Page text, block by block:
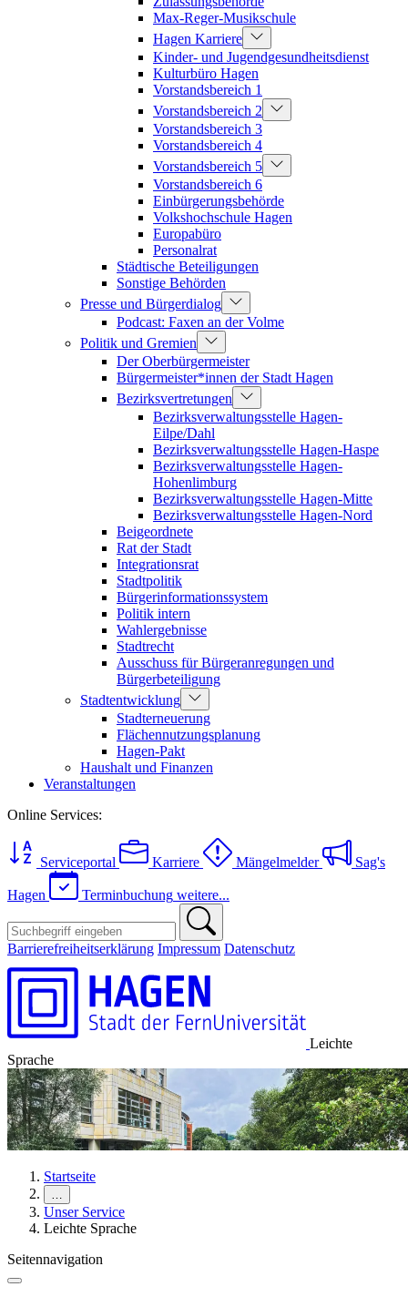
Max-Reger-Musikschule
Hagen Karriere
Kinder- und Jugendgesundheitsdienst
Kulturbüro Hagen
Vorstandsbereich 1
Vorstandsbereich 2
Vorstandsbereich 3
Vorstandsbereich 4
Vorstandsbereich 5
Vorstandsbereich 6
Einbürgerungsbehörde
Volkshochschule Hagen
Europabüro
Personalrat
Städtische Beteiligungen
Sonstige Behörden
Presse und Bürgerdialog
Podcast: Faxen an der Volme
Politik und Gremien
Der Oberbürgermeister
Bürgermeister*innen der Stadt Hagen
Bezirksvertretungen
Bezirksverwaltungsstelle Hagen-
Eilpe/Dahl
Bezirksverwaltungsstelle Hagen-Haspe
Bezirksverwaltungsstelle Hagen-
Hohenlimburg
Bezirksverwaltungsstelle Hagen-Mitte
Bezirksverwaltungsstelle Hagen-Nord
Beigeordnete
Rat der Stadt
Integrationsrat
Stadtpolitik
Bürgerinformationssystem
Politik intern
Wahlergebnisse
Stadtrecht
Ausschuss für Bürgeranregungen und
Bürgerbeteiligung
Stadtentwicklung
Stadterneuerung
Flächennutzungsplanung
Hagen-Pakt
Haushalt und Finanzen
Veranstaltungen
Online Services:
Serviceportal Karriere Mängelmelder Sag's
Hagen Terminbuchung weitere...
Barrierefreiheitserklärung Impressum Datenschutz
Leichte
Sprache
Startseite
Unser Service
Leichte Sprache
Seitennavigation